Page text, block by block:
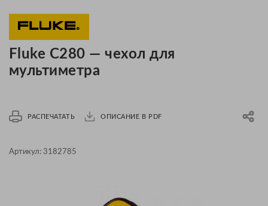
Fluke C280 — чехол для
мультиметра
РАСПЕЧАТАТЬ ОПИСАНИЕ В PDF
Артикул: 3182785